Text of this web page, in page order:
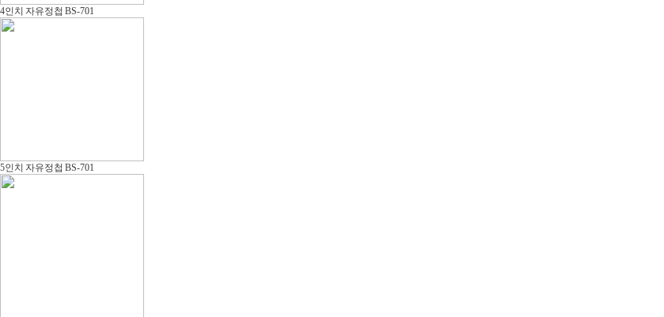
4인치 자유정첩 BS-701
5인치 자유정첩 BS-701